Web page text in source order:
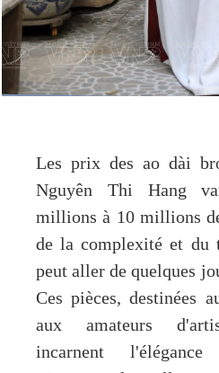
Les prix des ao dài
Nguyên Thi Hang
millions à 10 millions
de la complexité et du
peut aller de quelques
Ces pièces, destinées
aux amateurs
incarnent